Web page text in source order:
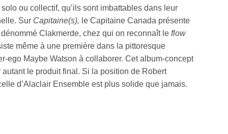
ou collectif, qu’ils sont imbattables dans leur
Sur Capitaine(s), le Capitaine Canada présente
Clakmerde, chez qui on reconnaît le flow
même à une première dans la pittoresque
ego Maybe Watson à collaborer. Cet album-concept
le produit final. Si la position de Robert
d’Alaclair Ensemble est plus solide que jamais.